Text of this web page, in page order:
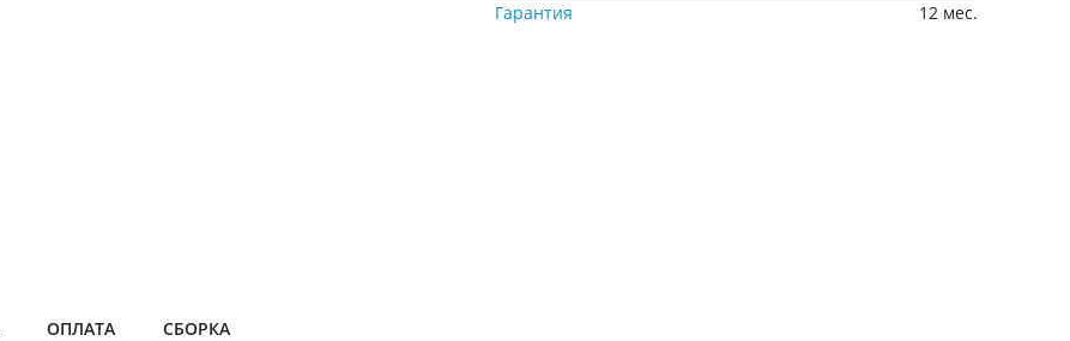
Гарантия
12 мес.
ОПЛАТА СБОРКА